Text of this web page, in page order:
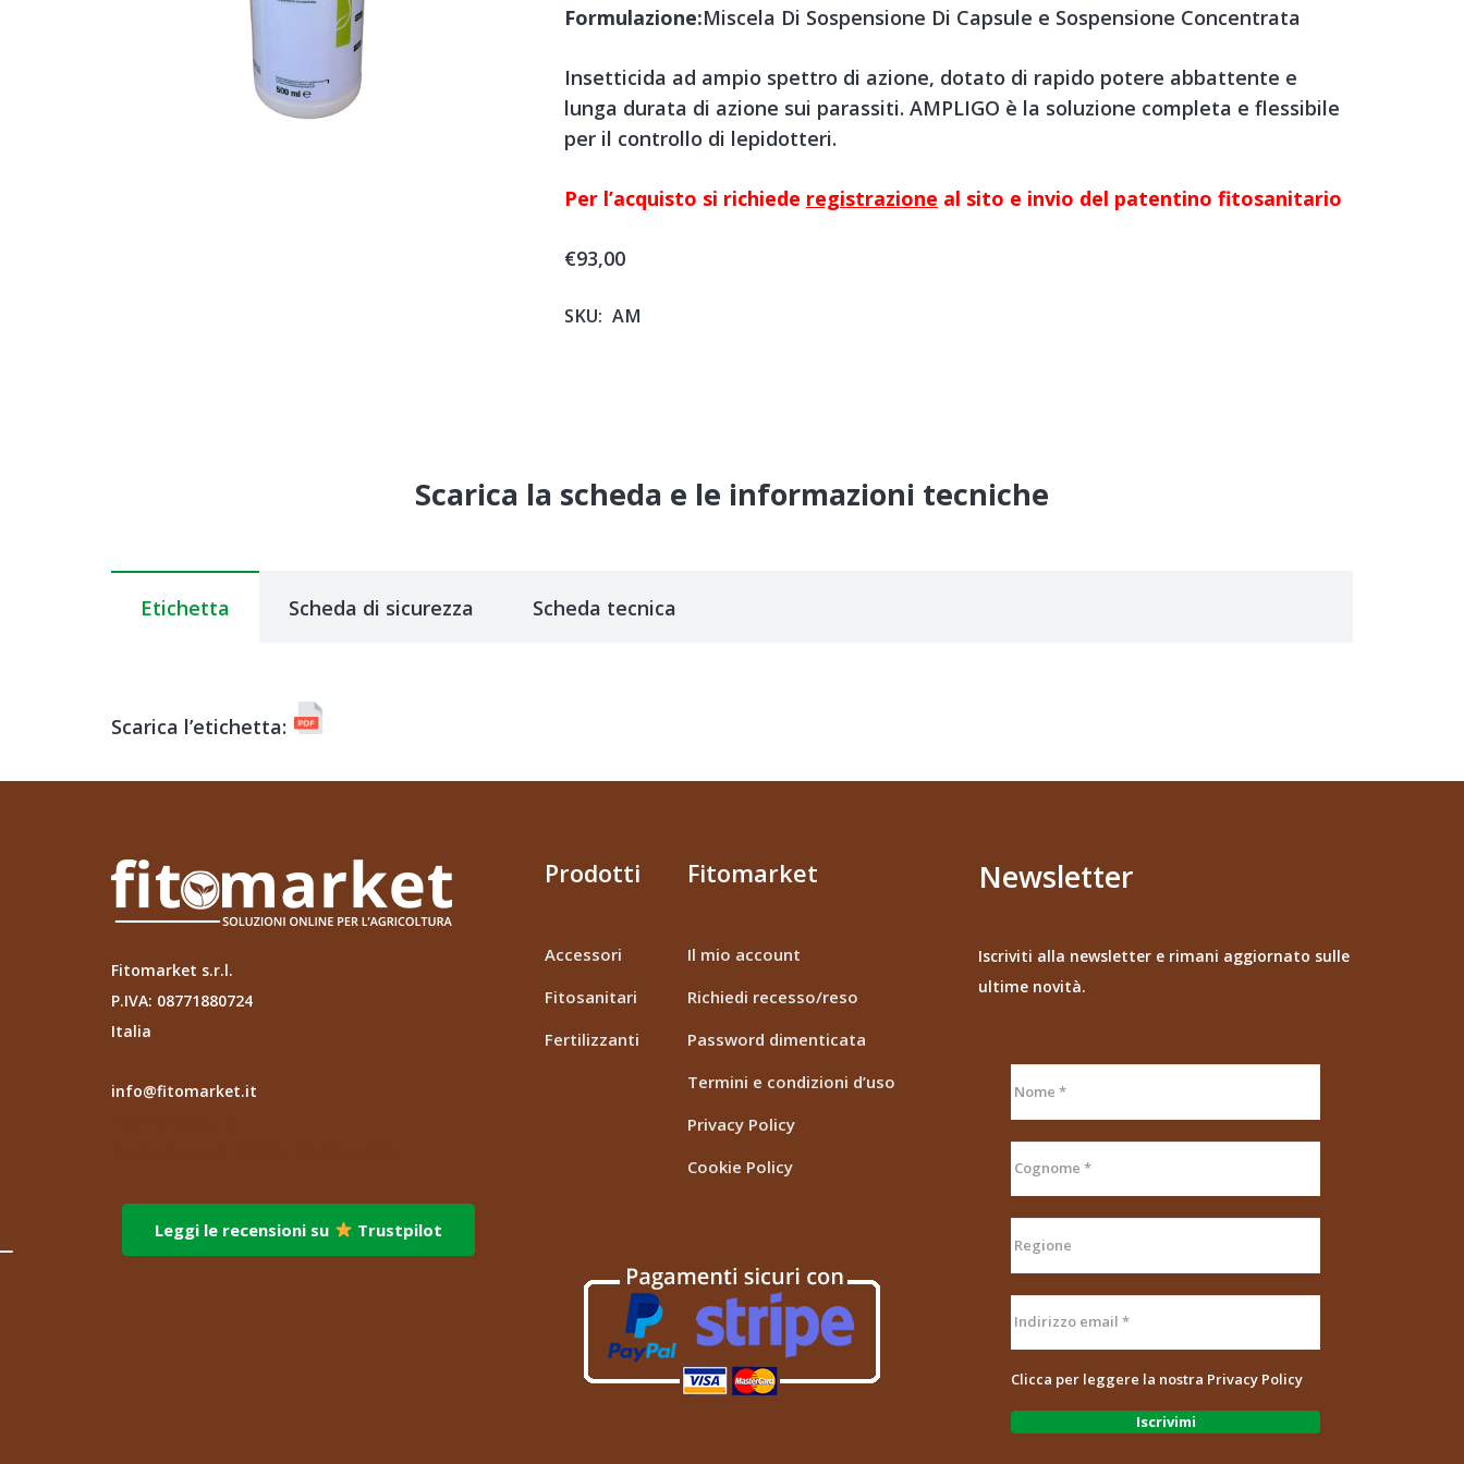
Formulazione:Miscela Di Sospensione Di Capsule e Sospensione Concentrata
Insetticida ad ampio spettro di azione, dotato di rapido potere abbattente e
lunga durata di azione sui parassiti. AMPLIGO è la soluzione completa e flessibile
per il controllo di lepidotteri.
Per l’acquisto si richiede registrazione al sito e invio del patentino fitosanitario
€93,00
SKU: AM
Scarica la scheda e le informazioni tecniche
Etichetta Scheda di sicurezza Scheda tecnica
Scarica l’etichetta:
Fitomarket s.r.l.
P.IVA: 08771880724
Italia
info@fitomarket.it
Leggi le recensioni su Trustpilot
Prodotti
Accessori
Fitosanitari
Fertilizzanti
Fitomarket
Il mio account
Richiedi recesso/reso
Password dimenticata
Termini e condizioni d’uso
Privacy Policy
Cookie Policy
Newsletter
Iscriviti alla newsletter e rimani aggiornato sulle
ultime novità.
Clicca per leggere la nostra Privacy Policy